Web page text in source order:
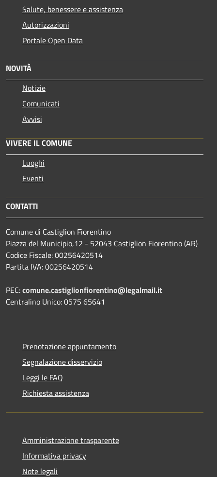
Salute, benessere e assistenza
Autorizzazioni
Portale Open Data
NOVITÀ
Notizie
Comunicati
Avvisi
VIVERE IL COMUNE
Luoghi
Eventi
CONTATTI
Comune di Castiglion Fiorentino
Piazza del Municipio,12 - 52043 Castiglion Fiorentino (AR)
Codice Fiscale: 00256420514
Partita IVA: 00256420514
PEC:comune.castiglionfiorentino@legalmail.it
Centralino Unico: 0575 65641
Prenotazione appuntamento
Segnalazione disservizio
Leggi le FAQ
Richiesta assistenza
Amministrazione trasparente
Informativa privacy
Note legali